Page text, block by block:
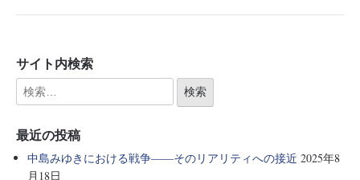
サイト内検索
最近の投稿
中島みゆきにおける戦争――そのリアリティへの接近 2025年8
月18日